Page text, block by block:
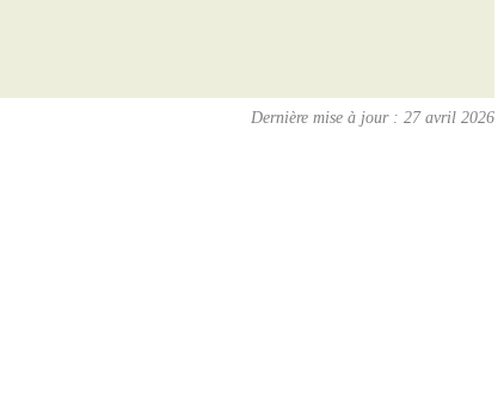
Dernière mise à jour : 27 avril 2026